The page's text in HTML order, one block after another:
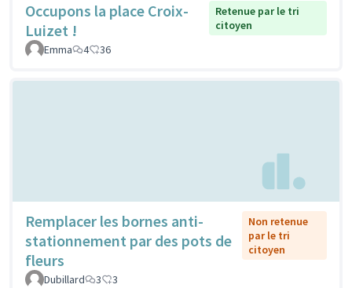
Occupons la place Croix-
Luizet !
Retenue par le tri
citoyen
Emma
4 36
Remplacer les bornes anti-
stationnement par des pots de
fleurs
Non retenue
par le tri
citoyen
Dubillard 3 3